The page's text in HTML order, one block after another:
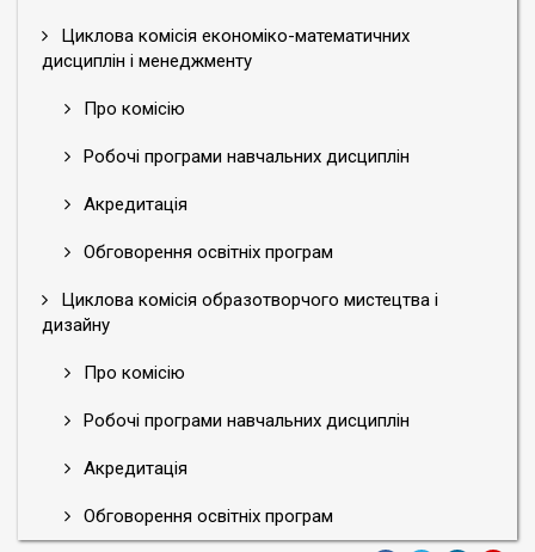
Циклова комісія економіко-математичних
дисциплін і менеджменту
Про комісію
Робочі програми навчальних дисциплін
Акредитація
Обговорення освітніх програм
Циклова комісія образотворчого мистецтва і
дизайну
Про комісію
Робочі програми навчальних дисциплін
Акредитація
Обговорення освітніх програм